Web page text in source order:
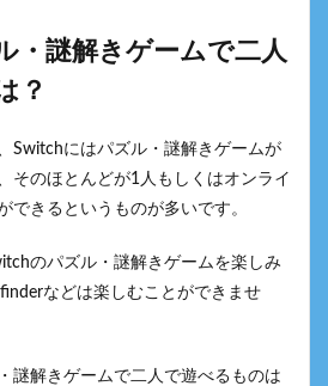
・謎解きゲームで二人
？
Switchにはパズル・謎解きゲームが
そのほとんどが1人もしくはオンライ
できるというものが多いです。
のパズル・謎解きゲームを楽しみ
などは楽しむことができませ
謎解きゲームで二人で遊べるものは